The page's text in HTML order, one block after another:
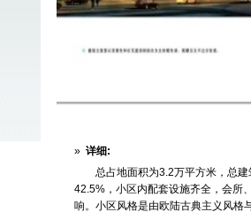
» 详细:
总占地面积为3.2万平方米，总建
42.5%，小区内配套设施齐全，会所
响。小区风格是由欧陆古典主义风格